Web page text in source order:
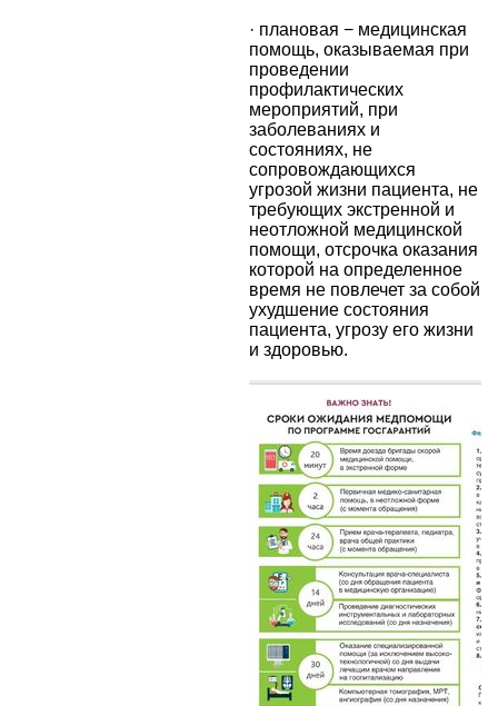
· плановая − медицинская
помощь, оказываемая при
проведении
профилактических
мероприятий, при
заболеваниях и
состояниях, не
сопровождающихся
угрозой жизни пациента, не
требующих экстренной и
неотложной медицинской
помощи, отсрочка оказания
которой на определенное
время не повлечет за собой
ухудшение состояния
пациента, угрозу его жизни
и здоровью.